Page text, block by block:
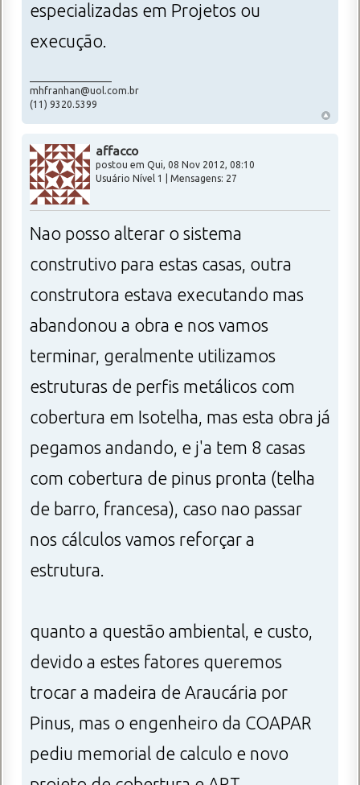
especializadas em Projetos ou
execução.
mhfranhan@uol.com.br
(11) 9320.5399
affacco
postou em Qui, 08 Nov 2012, 08:10
Usuário Nível 1 | Mensagens: 27
Nao posso alterar o sistema
construtivo para estas casas, outra
construtora estava executando mas
abandonou a obra e nos vamos
terminar, geralmente utilizamos
estruturas de perfis metálicos com
cobertura em Isotelha, mas esta obra já
pegamos andando, e j'a tem 8 casas
com cobertura de pinus pronta (telha
de barro, francesa), caso nao passar
nos cálculos vamos reforçar a
estrutura.
quanto a questão ambiental, e custo,
devido a estes fatores queremos
trocar a madeira de Araucária por
Pinus, mas o engenheiro da COAPAR
pediu memorial de calculo e novo